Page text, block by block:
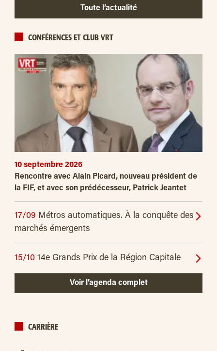
Toute l’actualité
CONFÉRENCES ET CLUB VRT
10 septembre 2026
Rencontre avec Alain Picard, nouveau président de
la FIF, et avec son prédécesseur, Patrick Jeantet
17/09 Métros automatiques. À la conquête des
marchés émergents
15/10 14e Grands Prix de la Région Capitale
Voir l’agenda complet
CARRIÈRE